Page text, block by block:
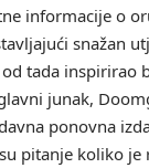
informacije o
snažan
tada inspirirao
junak,
ponovna
pitanje koliko je